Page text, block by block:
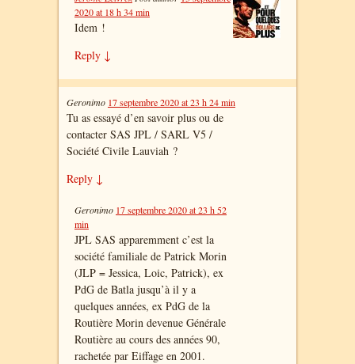
2020 at 18 h 34 min
Idem !
Reply ↓
Geronimo 17 septembre 2020 at 23 h 24 min
Tu as essayé d’en savoir plus ou de
contacter SAS JPL / SARL V5 /
Société Civile Lauviah ?
Reply ↓
Geronimo 17 septembre 2020 at 23 h 52
min
JPL SAS apparemment c’est la
société familiale de Patrick Morin
(JLP = Jessica, Loic, Patrick), ex
PdG de Batla jusqu’à il y a
quelques années, ex PdG de la
Routière Morin devenue Générale
Routière au cours des années 90,
rachetée par Eiffage en 2001.